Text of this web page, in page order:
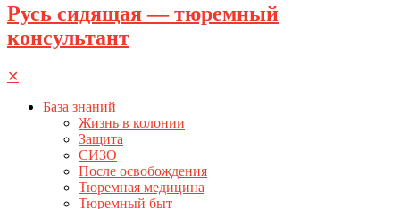
Русь сидящая — тюремный
консультант
✕
База знаний
Жизнь в колонии
Защита
СИЗО
После освобождения
Тюремная медицина
Тюремный быт